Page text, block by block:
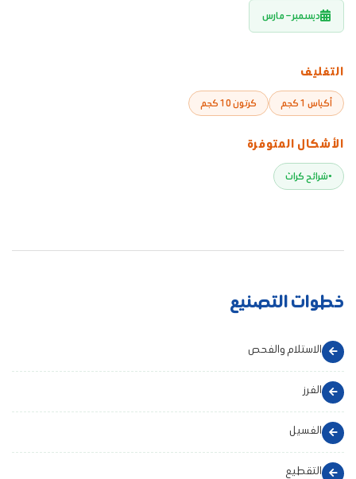
ديسمبر – مارس
التغليف
أكياس 1 كجم كرتون 10 كجم
الأشكال المتوفرة
شرائح كراث
خطوات التصنيع
الاستلام والفحص
الفرز
الغسيل
التقطيع